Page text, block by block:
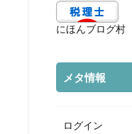
にほんブログ村
メタ情報
ログイン